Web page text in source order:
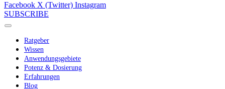
Facebook X (Twitter) Instagram
SUBSCRIBE
Ratgeber
Wissen
Anwendungsgebiete
Potenz & Dosierung
Erfahrungen
Blog